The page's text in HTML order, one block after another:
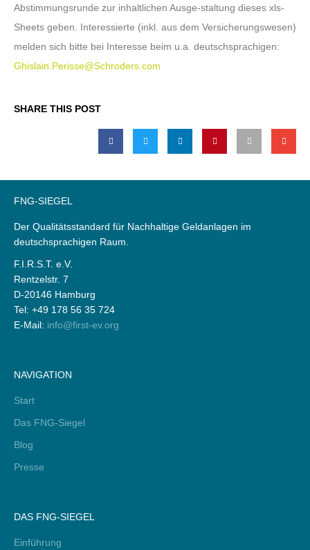
Abstimmungsrunde zur inhaltlichen Ausge-staltung dieses xls-
Sheets geben. Interessierte (inkl. aus dem Versicherungswesen)
melden sich bitte bei Interesse beim u.a. deutschsprachigen:
Ghislain.Perisse@Schroders.com
SHARE THIS POST
FNG-SIEGEL
Der Qualitätsstandard für Nachhaltige Geldanlagen im
deutschsprachigen Raum.
F.I.R.S.T. e.V.
Rentzelstr. 7
D-20146 Hamburg
Tel: +49 178 56 35 724
E-Mail: info@first-ev.org
NAVIGATION
Start
Das FNG-Siegel
Blog
Presse
DAS FNG-SIEGEL
Einführung